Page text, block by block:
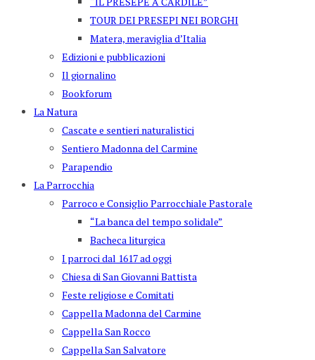
TOUR DEI PRESEPI NEI BORGHI
Matera, meraviglia d’Italia
Edizioni e pubblicazioni
Il giornalino
Bookforum
La Natura
Cascate e sentieri naturalistici
Sentiero Madonna del Carmine
Parapendio
La Parrocchia
Parroco e Consiglio Parrocchiale Pastorale
“La banca del tempo solidale”
Bacheca liturgica
I parroci dal 1617 ad oggi
Chiesa di San Giovanni Battista
Feste religiose e Comitati
Cappella Madonna del Carmine
Cappella San Rocco
Cappella San Salvatore